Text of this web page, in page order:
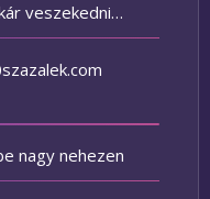
veszekedni…
nagy nehezen